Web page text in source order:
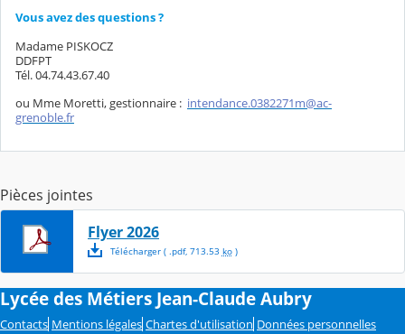
Vous avez des questions ?
Madame PISKOCZ
DDFPT
Tél. 04.74.43.67.40
ou Mme Moretti, gestionnaire : intendance.0382271m@ac-
grenoble.fr
Pièces jointes
Flyer 2026
Télécharger( .pdf, 713.53 ko)
Lycée des Métiers Jean-Claude Aubry
Contacts Mentions légales Chartes d'utilisation Données personnelles